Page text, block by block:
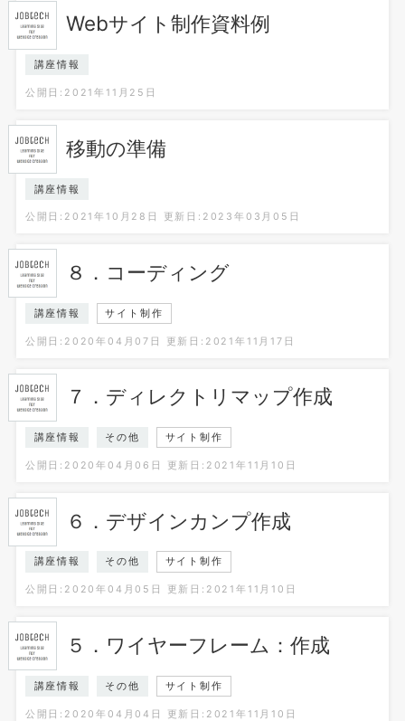
Webサイト制作資料例
講座情報
公開日:2021年11月25日
移動の準備
講座情報
公開日:2021年10月28日 更新日:2023年03月05日
８．コーディング
講座情報 サイト制作
公開日:2020年04月07日 更新日:2021年11月17日
７．ディレクトリマップ作成
講座情報 その他 サイト制作
公開日:2020年04月06日 更新日:2021年11月10日
６．デザインカンプ作成
講座情報 その他 サイト制作
公開日:2020年04月05日 更新日:2021年11月10日
５．ワイヤーフレーム：作成
講座情報 その他 サイト制作
公開日:2020年04月04日 更新日:2021年11月10日